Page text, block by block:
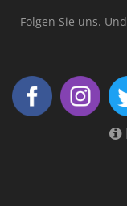
Folgen Sie uns.